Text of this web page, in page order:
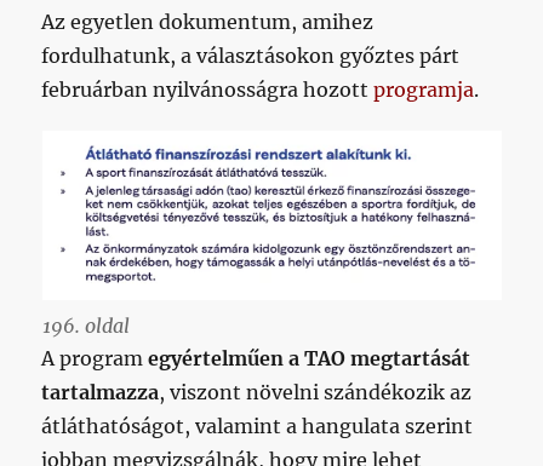
Az egyetlen dokumentum, amihez
fordulhatunk, a választásokon győztes párt
februárban nyilvánosságra hozottprogramja.
196. oldal
A programegyértelműen a TAO megtartását
tartalmazza, viszont növelni szándékozik az
átláthatóságot, valamint a hangulata szerint
jobban megvizsgálnák, hogy mire lehet